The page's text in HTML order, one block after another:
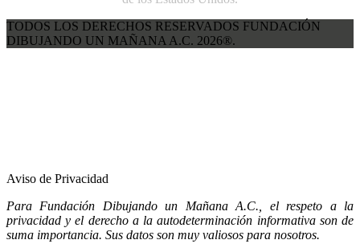
TODOS LOS DERECHOS RESERVADOS FUNDACIÓN
DIBUJANDO UN MAÑANA A.C. 2026®.
Aviso de Privacidad
Para Fundación Dibujando un Mañana A.C., el respeto a la
privacidad y el derecho a la autodeterminación informativa son de
suma importancia. Sus datos son muy valiosos para nosotros.